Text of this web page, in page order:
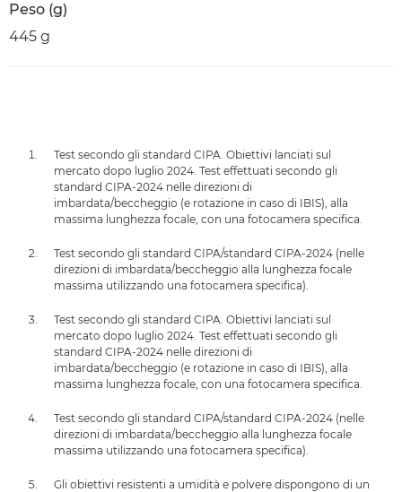
Peso (g)
445 g
Test secondo gli standard CIPA. Obiettivi lanciati sul
mercato dopo luglio 2024. Test effettuati secondo gli
standard CIPA-2024 nelle direzioni di
imbardata/beccheggio (e rotazione in caso di IBIS), alla
massima lunghezza focale, con una fotocamera specifica.
Test secondo gli standard CIPA/standard CIPA-2024 (nelle
direzioni di imbardata/beccheggio alla lunghezza focale
massima utilizzando una fotocamera specifica).
Test secondo gli standard CIPA. Obiettivi lanciati sul
mercato dopo luglio 2024. Test effettuati secondo gli
standard CIPA-2024 nelle direzioni di
imbardata/beccheggio (e rotazione in caso di IBIS), alla
massima lunghezza focale, con una fotocamera specifica.
Test secondo gli standard CIPA/standard CIPA-2024 (nelle
direzioni di imbardata/beccheggio alla lunghezza focale
massima utilizzando una fotocamera specifica).
Gli obiettivi resistenti a umidità e polvere dispongono di un